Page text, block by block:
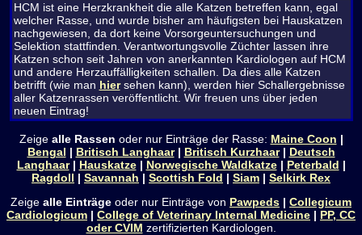
HCM ist eine Herzkrankheit die alle Katzen betreffen kann, egal
welcher Rasse, und wurde bisher am häufigsten bei Hauskatzen
nachgewiesen, da dort keine Vorsorgeuntersuchungen und
Selektion stattfinden. Verantwortungsvolle Züchter lassen ihre
Katzen schon seit Jahren von anerkannten Kardiologen auf HCM
und andere Herzauffälligkeiten schallen. Da dies alle Katzen
betrifft (wie man hiersehen kann), werden hier Schallergebnisse
aller Katzenrassen veröffentlicht. Wir freuen uns über jeden
neuen Eintrag!
Zeige alle Rassen oder nur Einträge der Rasse: Maine Coon |
Bengal | Britisch Langhaar| Britisch Kurzhaar| Deutsch
Langhaar| Hauskatze| Norwegische Waldkatze| Peterbald |
Ragdoll | Savannah | Scottish Fold | Siam | Selkirk Rex
Zeige alle Einträge oder nur Einträge von Pawpeds | Collegicum
Cardiologicum | College of Veterinary Internal Medicine | PP, CC
oder CVIM zertifizierten Kardiologen.